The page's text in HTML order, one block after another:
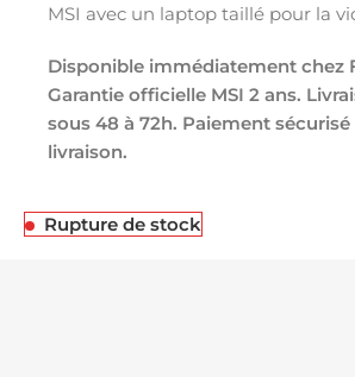
MSI avec un laptop taillé pour la
Disponible immédiatement chez
Garantie officielle MSI 2 ans.
sous 48 à 72h. Paiement sécurisé
livraison.
Rupture de stock